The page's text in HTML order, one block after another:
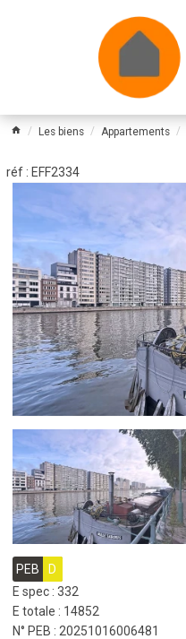
Les biens Appartements
réf : EFF2334
PEB
D
E spec : 332
E totale : 14852
N° PEB : 20251016006481